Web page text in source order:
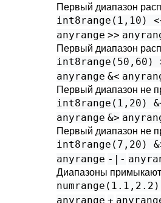
Первый диапазон
int8range(1,10)
anyrange >>
Первый диапазон
int8range(50,60)
anyrange &<
Первый диапазон не
int8range(1,20)
anyrange &>
Первый диапазон не
int8range(7,20)
anyrange -|-
Диапазоны примыкают
anyrange +